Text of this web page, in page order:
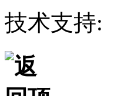
技术支持: